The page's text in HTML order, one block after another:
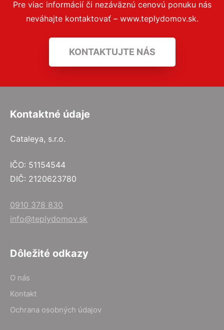
Pre viac informácií či nezáväznú cenovú ponuku nás
neváhajte kontaktovať – www.teplydomov.sk.
KONTAKTUJTE NÁS
Kontaktné údaje
Cataleya, s.r.o.
IČO: 51154544
DIČ: 2120623780
0910 378 830
info@teplydomov.sk
Dôležité odkazy
O nás
Kontakt
Ochrana osobných údajov